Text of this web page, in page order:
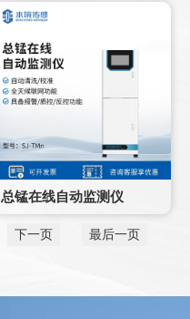
总锰在线自动监测仪
下一页 最后一页